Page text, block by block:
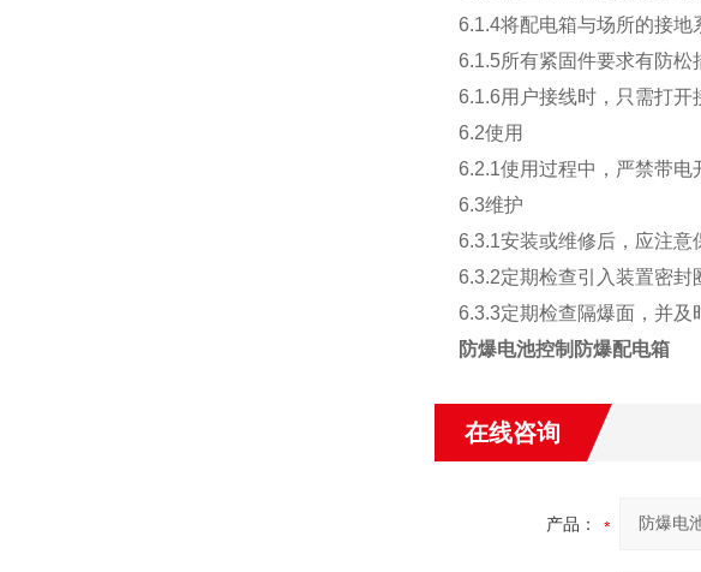
6.1.4将配电箱与场所的接地
6.1.5所有紧固件要求有防松
6.1.6用户接线时，只需打开
6.2使用
6.2.1使用过程中，严禁带电
6.3维护
6.3.1安装或维修后，应注意
6.3.2定期检查引入装置密封
6.3.3定期检查隔爆面，并及
防爆电池控制防爆配电箱
在线咨询
产品：